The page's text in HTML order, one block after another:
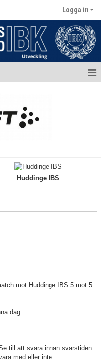
Logga in
Huddinge IBS
mot Huddinge IBS 5 mot 5.
dag.
till att svara innan svarstiden
med eller inte.